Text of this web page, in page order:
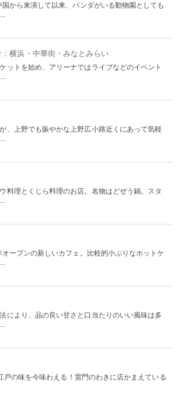
から来演して以来、パンダがいる動物園としても
横浜・中華街・みなとみらい
ットを始め、アリーナではライブなどのイベント
、上野でも賑やかな上野広小路近くにあって気軽
料理とくじら料理のお店。名物はどぜう鍋。スタ
ープンの新しいカフェ。比較的小ぶりなホットケ
により、品の良い甘さと口当たりのいい風味は多
の味を今味わえる！雷門のわきに店かまえている